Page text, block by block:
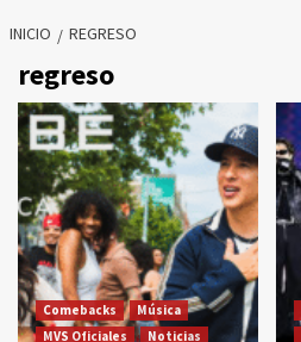
INICIO REGRESO
regreso
Comebacks
Música
MVS Oficiales
Noticias